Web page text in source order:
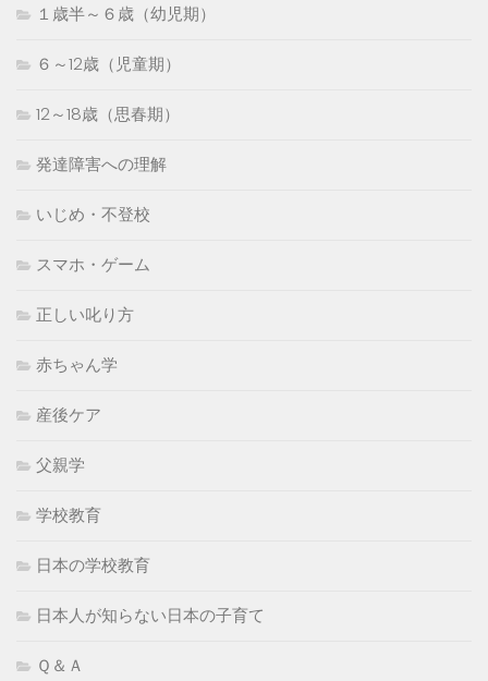
１歳半～６歳（幼児期）
６～12歳（児童期）
12～18歳（思春期）
発達障害への理解
いじめ・不登校
スマホ・ゲーム
正しい叱り方
赤ちゃん学
産後ケア
父親学
学校教育
日本の学校教育
日本人が知らない日本の子育て
Ｑ＆Ａ